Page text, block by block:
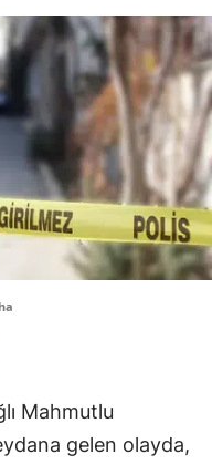
Mahmutlu
gelen olayda,